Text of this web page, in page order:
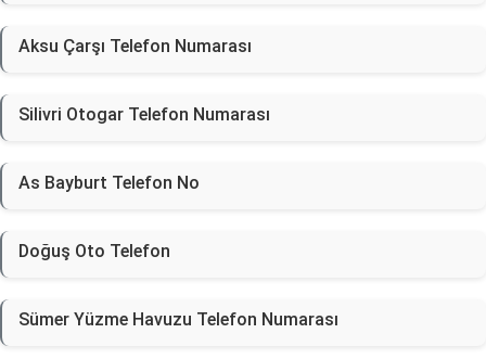
Aksu Çarşı Telefon Numarası
Silivri Otogar Telefon Numarası
As Bayburt Telefon No
Doğuş Oto Telefon
Sümer Yüzme Havuzu Telefon Numarası